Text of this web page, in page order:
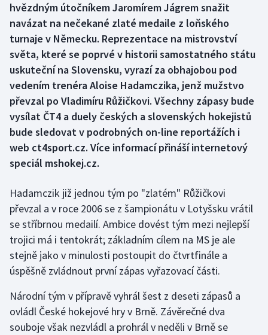
Dostihy
Florbal
Futsal
Gymnastika
Házená
Judo
Krasobruslení
Lezení
Lyže a snowboard
Moderní pětiboj
hvězdným útočníkem Jaromírem Jágrem snažit
navázat na nečekané zlaté medaile z loňského
turnaje v Německu. Reprezentace na mistrovství
světa, které se poprvé v historii samostatného státu
uskuteční na Slovensku, vyrazí za obhajobou pod
vedením trenéra Aloise Hadamczika, jenž mužstvo
převzal po Vladimíru Růžičkovi. Všechny zápasy bude
vysílat ČT4 a duely českých a slovenských hokejistů
bude sledovat v podrobných on-line reportážích i
web ct4sport.cz. Více informací přináší internetový
speciál mshokej.cz.
Hadamczik již jednou tým po "zlatém" Růžičkovi
převzal a v roce 2006 se z šampionátu v Lotyšsku vrátil
se stříbrnou medailí. Ambice dovést tým mezi nejlepší
trojici má i tentokrát; základním cílem na MS je ale
stejně jako v minulosti postoupit do čtvrtfinále a
úspěšně zvládnout první zápas vyřazovací části.
Národní tým v přípravě vyhrál šest z deseti zápasů a
ovládl České hokejové hry v Brně. Závěrečné dva
souboje však nezvládl a prohrál v neděli v Brně se